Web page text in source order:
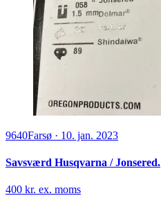
9640Farsø · 10. jan. 2023
Savsværd Husqvarna / Jonsered.
400 kr. ex. moms